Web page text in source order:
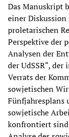
Das Manuskript
einer Diskussion
proletarischen
Perspektive der
Analysen der
der UdSSR“,
Verrats der
sowjetischen
Fünfjahresplans
sowjetische
konfrontiert